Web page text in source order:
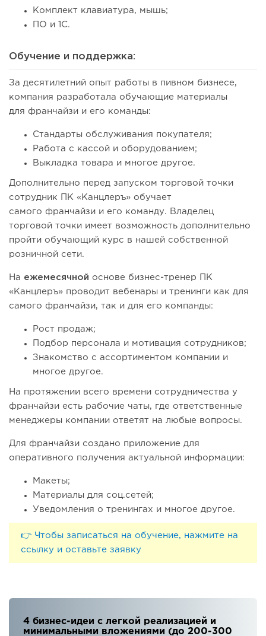
Комплект клавиатура, мышь;
ПО и 1С.
Обучение и поддержка:
За десятилетний опыт работы в пивном бизнесе,
компания разработала обучающие материалы
для франчайзи и его команды:
Стандарты обслуживания покупателя;
Работа с кассой и оборудованием;
Выкладка товара и многое другое.
Дополнительно перед запуском торговой точки
сотрудник ПК «Канцлеръ» обучает
самого франчайзи и его команду. Владелец
торговой точки имеет возможность дополнительно
пройти обучающий курс в нашей собственной
розничной сети.
На ежемесячной основе бизнес-тренер ПК
«Канцлеръ» проводит вебенары и тренинги как для
самого франчайзи, так и для его компанды:
Рост продаж;
Подбор персонала и мотивация сотрудников;
Знакомство с ассортиментом компании и
многое другое.
На протяжении всего времени сотрудничества у
франчайзи есть рабочие чаты, где ответственные
менеджеры компании ответят на любые вопросы.
Для франчайзи создано приложение для
оперативного получения актуальной информации:
Макеты;
Материалы для соц.сетей;
Уведомления о тренингах и многое другое.
👉 Чтобы записаться на обучение, нажмите на
ссылку и оставьте заявку
4 бизнес-идеи с легкой реализацией и
минимальными вложениями (до 200-300